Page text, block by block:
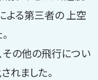
よる第三者の 上空
の他の飛行につい
れました。